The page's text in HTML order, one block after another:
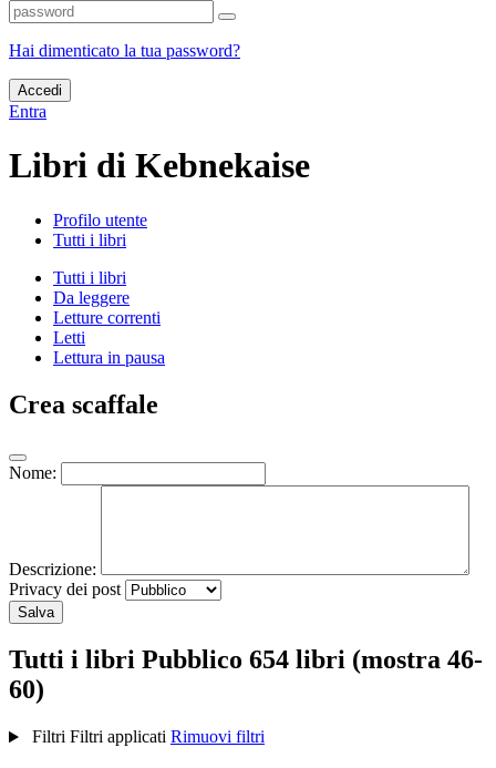
Hai dimenticato la tua password?
Accedi
Entra
Libri di Kebnekaise
Profilo utente
Tutti i libri
Tutti i libri
Da leggere
Letture correnti
Letti
Lettura in pausa
Crea scaffale
Nome:
Descrizione:
Privacy dei post
Salva
Tutti i libri Pubblico 654 libri (mostra 46-
60)
Filtri Filtri applicati Rimuovi filtri